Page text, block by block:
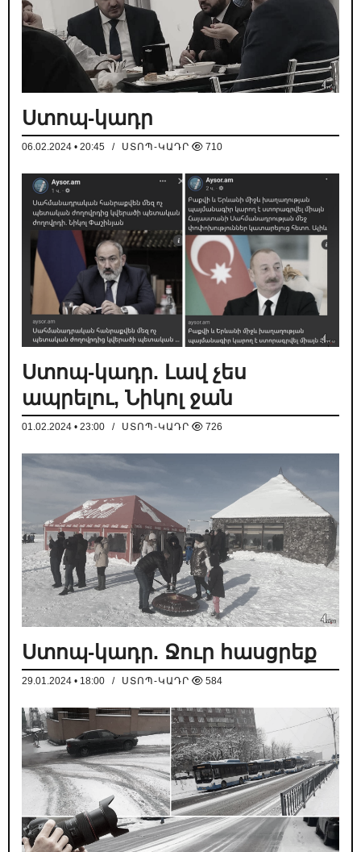
Ստոպ-կադր
06.02.2024 • 20:45 / ՍՏՈՊ-ԿԱԴՐ 710
Ստոպ-կադր. Լավ չես
ապրելու, Նիկոլ ջան
01.02.2024 • 23:00 / ՍՏՈՊ-ԿԱԴՐ 726
Ստոպ-կադր. Ջուր հասցրեք
29.01.2024 • 18:00 / ՍՏՈՊ-ԿԱԴՐ 584